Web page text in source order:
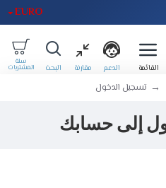
EURO
تسجيل الدخول
إلى حسابك